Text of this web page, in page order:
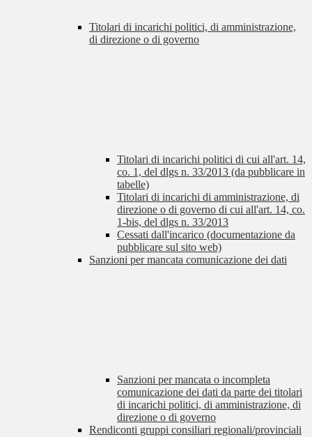
Titolari di incarichi politici, di amministrazione,
di direzione o di governo
Titolari di incarichi politici di cui all'art. 14,
co. 1, del dlgs n. 33/2013 (da pubblicare in
tabelle)
Titolari di incarichi di amministrazione, di
direzione o di governo di cui all'art. 14, co.
1-bis, del dlgs n. 33/2013
Cessati dall'incarico (documentazione da
pubblicare sul sito web)
Sanzioni per mancata comunicazione dei dati
Sanzioni per mancata o incompleta
comunicazione dei dati da parte dei titolari
di incarichi politici, di amministrazione, di
direzione o di governo
Rendiconti gruppi consiliari regionali/provinciali